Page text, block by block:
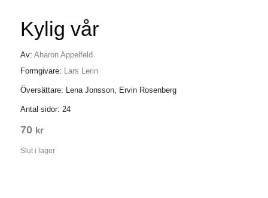
Kylig vår
Av: Aharon Appelfeld
Formgivare: Lars Lerin
Översättare: Lena Jonsson, Ervin Rosenberg
Antal sidor: 24
70 kr
Slut i lager